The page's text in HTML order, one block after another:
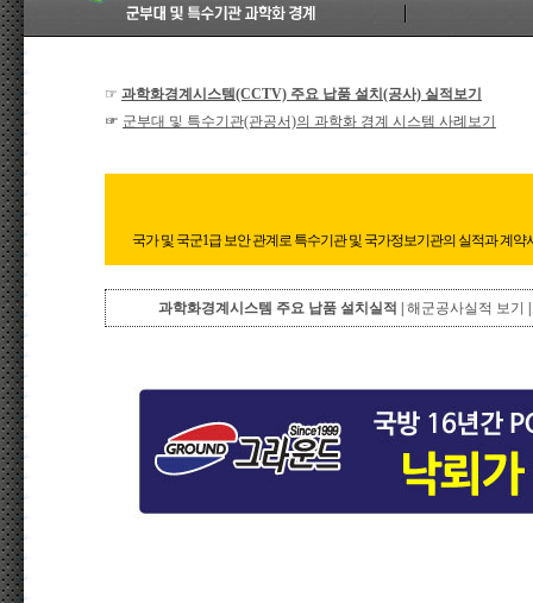
☞ 과학화경계시스템(CCTV) 주요 납품 설치(공사) 실적보기
☞ 군부대 및 특수기관(관공서)의 과학화 경계 시스템 사례보기
국가 및 국군1급 보안 관계로 특수기관 및 국가정보기관의 실적과 계
과학화경계시스템 주요 납품 설치실적 |해군공사실적 보기